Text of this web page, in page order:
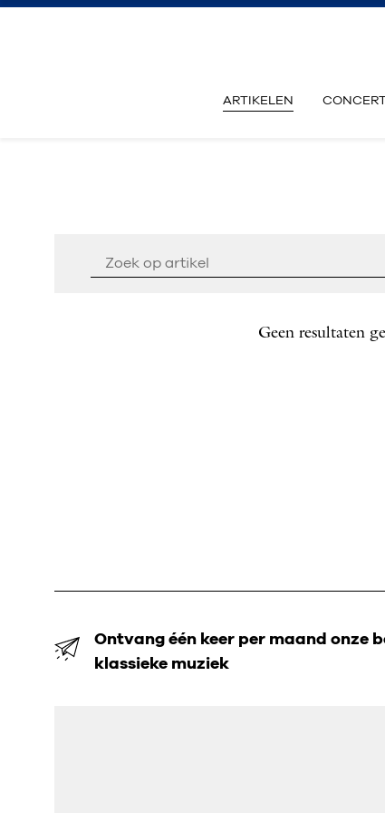
ARTIKELEN
Geen resultaten
Ontvang één keer per maand onze
klassieke muziek